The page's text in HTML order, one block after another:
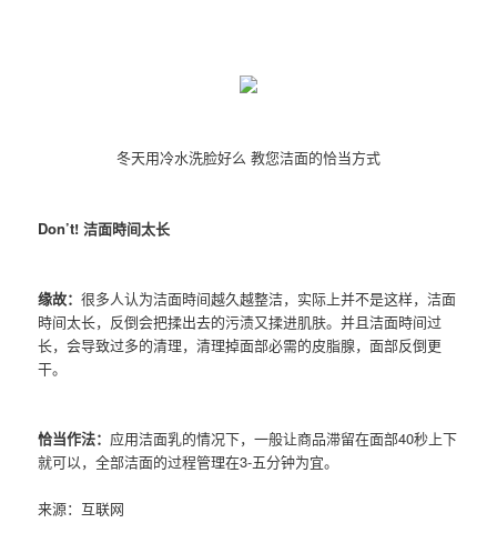
冬天用冷水洗脸好么 教您洁面的恰当方式
Don’t! 洁面時间太长
缘故：很多人认为洁面時间越久越整洁，实际上并不是这样，洁面
時间太长，反倒会把揉出去的污渍又揉进肌肤。并且洁面時间过
长，会导致过多的清理，清理掉面部必需的皮脂腺，面部反倒更
干。
恰当作法： 应用洁面乳的情况下，一般让商品滞留在面部40秒上下
就可以，全部洁面的过程管理在3-五分钟为宜。
来源：互联网